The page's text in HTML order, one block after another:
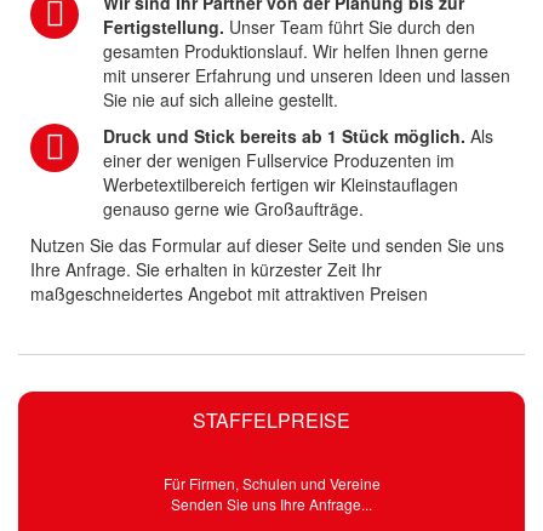
STAFFELPREISE
Für Firmen, Schulen und Vereine
Senden Sie uns Ihre Anfrage...
Fertigstellung. Unser Team führt Sie durch den
gesamten Produktionslauf. Wir helfen Ihnen gerne
mit unserer Erfahrung und unseren Ideen und lassen
Sie nie auf sich alleine gestellt.
Druck und Stick bereits ab 1 Stück möglich. Als
einer der wenigen Fullservice Produzenten im
Werbetextilbereich fertigen wir Kleinstauflagen
genauso gerne wie Großaufträge.
Nutzen Sie das Formular auf dieser Seite und senden Sie uns
Ihre Anfrage. Sie erhalten in kürzester Zeit Ihr
maßgeschneidertes Angebot mit attraktiven Preisen